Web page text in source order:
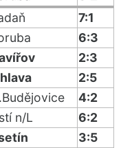
7:1
6:3
2:3
2:5
4:2
n/L
6:2
3:5